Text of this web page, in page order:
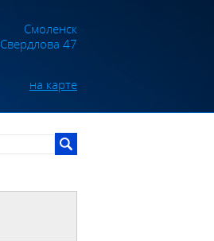
Смоленск
Свердлова 47
на карте